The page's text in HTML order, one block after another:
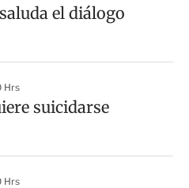
el diálogo
Hrs
suicidarse
Hrs